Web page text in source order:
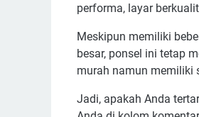
performa, layar
Meskipun memiliki
besar, ponsel ini tetap
murah namun memiliki
Jadi, apakah Anda